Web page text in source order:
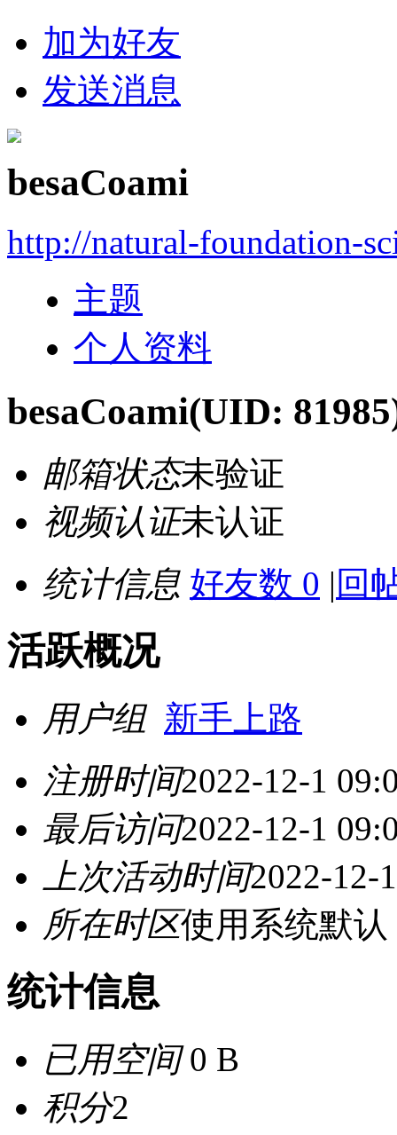
加为好友
发送消息
besaCoami
http://natural-foundation-
主题
个人资料
besaCoami(UID:
邮箱状态未验证
视频认证未认证
统计信息 好友数 0 | 回
活跃概况
用户组 新手上路
注册时间2022-12-1
最后访问2022-12-1
上次活动时间2022-12-
所在时区使用系统默认
统计信息
已用空间0 B
积分2